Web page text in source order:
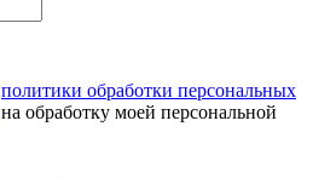
политики обработки персональных
на обработку моей персональной